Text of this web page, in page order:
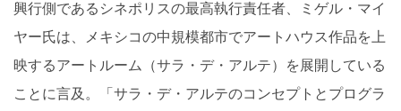
興行側であるシネポリスの最高執行責任者、ミゲル・マイ
ヤー氏は、メキシコの中規模都市でアートハウス作品を上
映するアートルーム（サラ・デ・アルテ）を展開している
ことに言及。「サラ・デ・アルテのコンセプトとプログラ